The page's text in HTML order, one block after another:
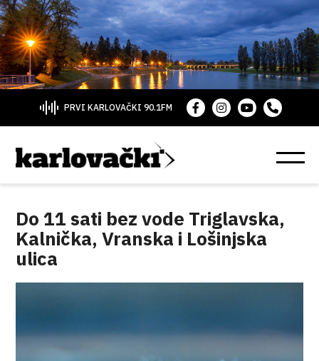
PRVI KARLOVAČKI 90.1FM
Do 11 sati bez vode Triglavska,
Kalnička, Vranska i Lošinjska
ulica